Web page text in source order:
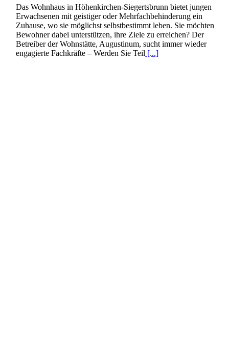
Das Wohnhaus in Höhenkirchen-Siegertsbrunn bietet jungen
Erwachsenen mit geistiger oder Mehrfachbehinderung ein
Zuhause, wo sie möglichst selbstbestimmt leben. Sie möchten
Bewohner dabei unterstützen, ihre Ziele zu erreichen? Der
Betreiber der Wohnstätte, Augustinum, sucht immer wieder
engagierte Fachkräfte – Werden Sie Teil [...]